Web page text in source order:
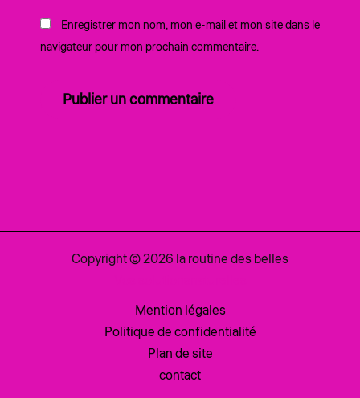
Enregistrer mon nom, mon e-mail et mon site dans le
navigateur pour mon prochain commentaire.
Copyright © 2026 la routine des belles
Mention légales
Politique de confidentialité
Plan de site
contact